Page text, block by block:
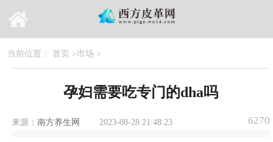
当前位置： 首页 >市场 >
孕妇需要吃专门的dha吗
来源： 南方养生网 2023-08-28 21:48:23 6270